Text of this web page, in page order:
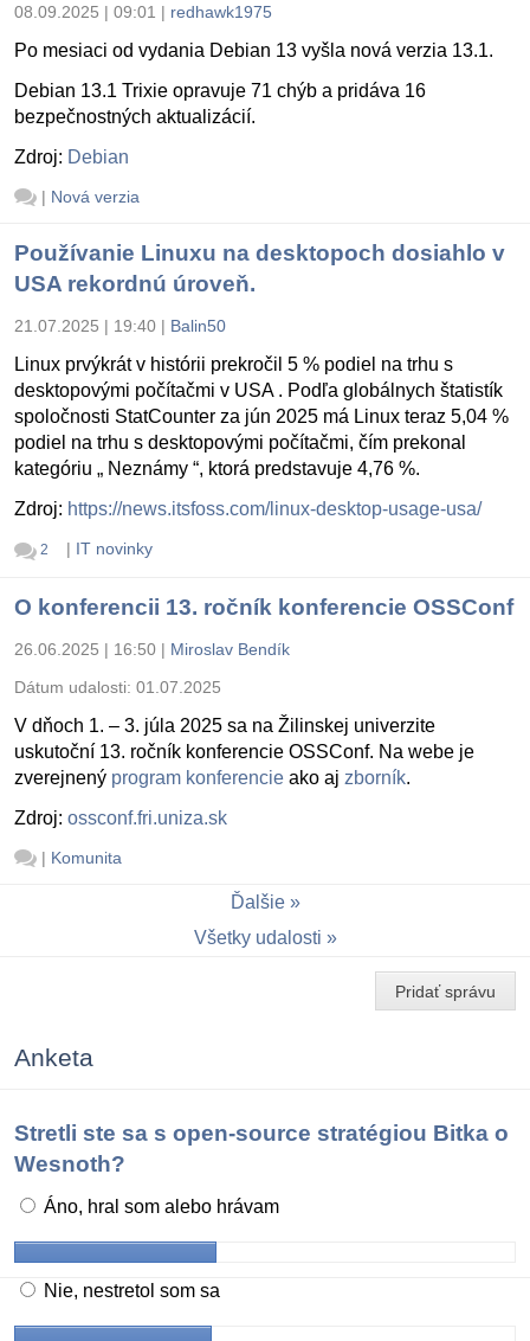
08.09.2025 | 09:01 | redhawk1975
Po mesiaci od vydania Debian 13 vyšla nová verzia 13.1.
Debian 13.1 Trixie opravuje 71 chýb a pridáva 16
bezpečnostných aktualizácií.
Zdroj: Debian
| Nová verzia
Používanie Linuxu na desktopoch dosiahlo v
USA rekordnú úroveň.
21.07.2025 | 19:40 | Balin50
Linux prvýkrát v histórii prekročil 5 % podiel na trhu s
desktopovými počítačmi v USA . Podľa globálnych štatistík
spoločnosti StatCounter za jún 2025 má Linux teraz 5,04 %
podiel na trhu s desktopovými počítačmi, čím prekonal
kategóriu „ Neznámy “, ktorá predstavuje 4,76 %.
Zdroj: https://news.itsfoss.com/linux-desktop-usage-usa/
2 | IT novinky
O konferencii 13. ročník konferencie OSSConf
26.06.2025 | 16:50 | Miroslav Bendík
Dátum udalosti: 01.07.2025
V dňoch 1. – 3. júla 2025 sa na Žilinskej univerzite
uskutoční 13. ročník konferencie OSSConf. Na webe je
zverejnený program konferencie ako aj zborník.
Zdroj: ossconf.fri.uniza.sk
| Komunita
Ďalšie
Všetky udalosti
Pridať správu
Anketa
Stretli ste sa s open-source stratégiou Bitka o
Wesnoth?
Áno, hral som alebo hrávam
Nie, nestretol som sa